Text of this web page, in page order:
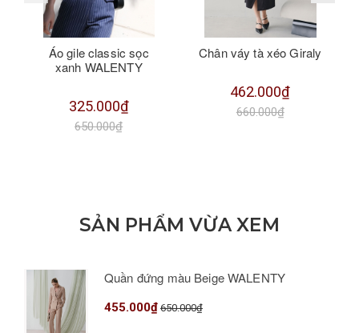
Áo gile classic sọc
xanh WALENTY
325.000₫
650.000₫
Chân váy tà xéo Giraly
462.000₫
660.000₫
SẢN PHẨM VỪA XEM
Quần đứng màu Beige WALENTY
455.000₫ 650.000₫